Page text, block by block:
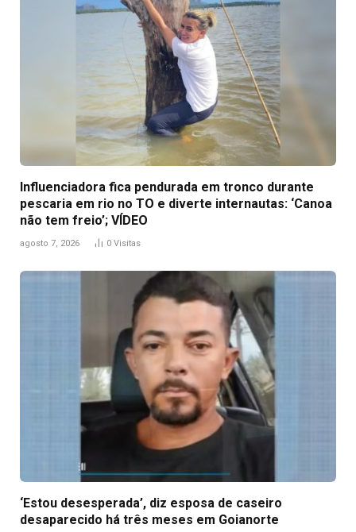
Influenciadora fica pendurada em tronco durante
pescaria em rio no TO e diverte internautas: ‘Canoa
não tem freio’; VÍDEO
agosto 7, 2026 0 Visitas
‘Estou desesperada’, diz esposa de caseiro
desaparecido há três meses em Goianorte